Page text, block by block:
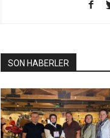
SON HABERLER